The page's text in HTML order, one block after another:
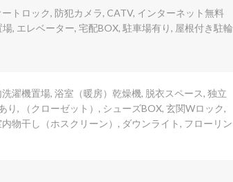
トロック, 防犯カメラ, CATV, インターネット無料
, エレベーター, 宅配BOX, 駐車場有り, 屋根付き駐輪
濯機置場, 浴室（暖房）乾燥機, 脱衣スペース, 独立
り, （クローゼット）, シューズBOX, 玄関Wロック,
物干し（ホスクリーン）, ダウンライト, フローリン